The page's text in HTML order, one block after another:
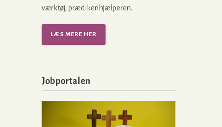
værktøj, prædikenhjælperen.
LÆS MERE HER
Jobportalen